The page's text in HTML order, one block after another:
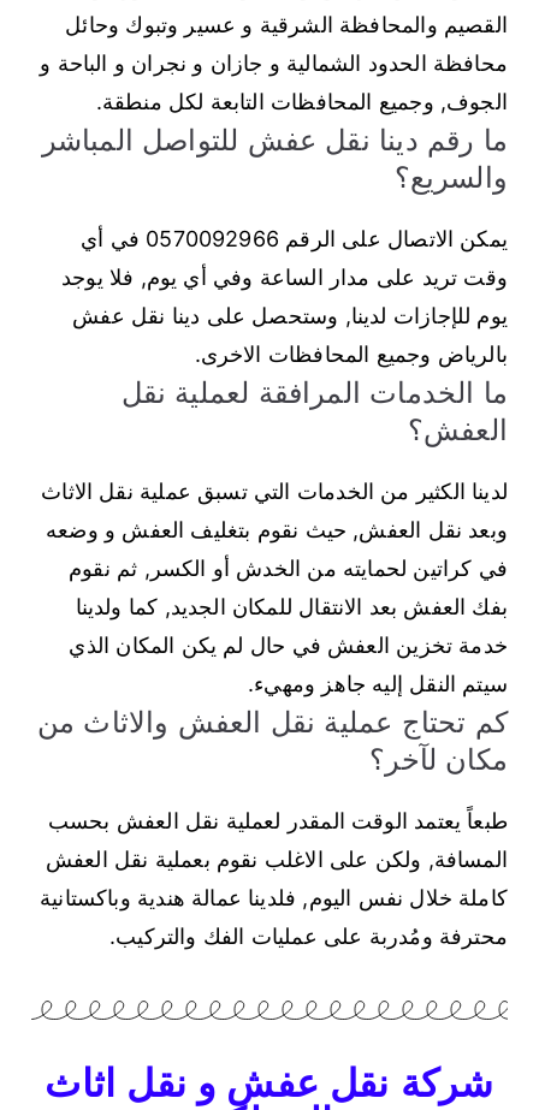
القصيم والمحافظة الشرقية و عسير وتبوك وحائل
محافظة الحدود الشمالية و جازان و نجران و الباحة و
الجوف, وجميع المحافظات التابعة لكل منطقة.
ما رقم دينا نقل عفش للتواصل المباشر
والسريع؟
يمكن الاتصال على الرقم 0570092966 في أي
وقت تريد على مدار الساعة وفي أي يوم, فلا يوجد
يوم للإجازات لدينا, وستحصل على دينا نقل عفش
بالرياض وجميع المحافظات الاخرى.
ما الخدمات المرافقة لعملية نقل
العفش؟
لدينا الكثير من الخدمات التي تسبق عملية نقل الاثاث
وبعد نقل العفش, حيث نقوم بتغليف العفش و وضعه
في كراتين لحمايته من الخدش أو الكسر, ثم نقوم
بفك العفش بعد الانتقال للمكان الجديد, كما ولدينا
خدمة تخزين العفش في حال لم يكن المكان الذي
سيتم النقل إليه جاهز ومهيء.
كم تحتاج عملية نقل العفش والاثاث من
مكان لآخر؟
طبعاً يعتمد الوقت المقدر لعملية نقل العفش بحسب
المسافة, ولكن على الاغلب نقوم بعملية نقل العفش
كاملة خلال نفس اليوم, فلدينا عمالة هندية وباكستانية
محترفة ومُدربة على عمليات الفك والتركيب.
شركة نقل عفش و نقل اثاث